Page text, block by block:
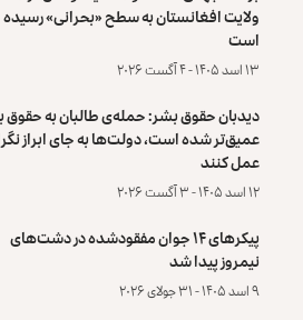
ولایت افغانستان به سطح «بحرانی» رسیده
است
۱۳ اسد ۱۴۰۵ - ۴ آگست ۲۰۲۶
دیدبان حقوق بشر: حمله‌ی طالبان به
عمیق‌تر شده است، دولت‌ها به جای ابراز
عمل کنند
۱۲ اسد ۱۴۰۵ - ۳ آگست ۲۰۲۶
پیکرهای ۱۴ جوان مفقودشده در دشت‌های
نیمروز پیدا شد
۹ اسد ۱۴۰۵ - ۳۱ جولای ۲۰۲۶